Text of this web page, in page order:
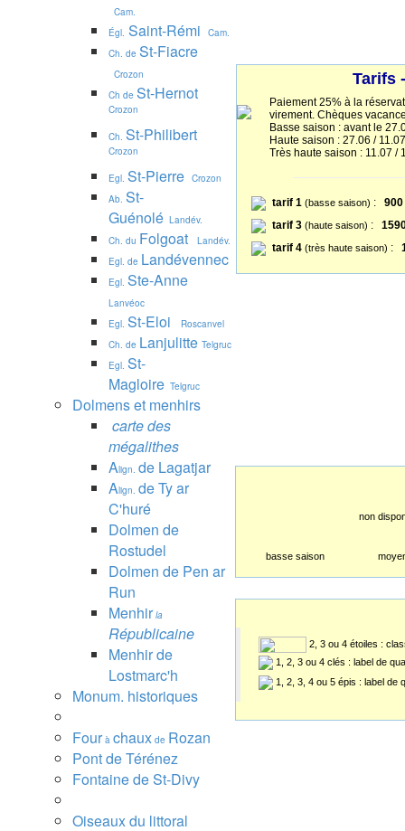
Cam.
Égl. Saint-Rémi
Cam.
Ch. de St-Fiacre
Crozon
Ch de St-Hernot
Crozon
Ch. St-Philibert
Crozon
Egl. St-Pierre Crozon
Ab. St-
Guénolé Landév.
Ch. du Folgoat
Landév.
Egl. de Landévennec
Egl. Ste-Anne
Lanvéoc
Egl. St-Eloi
Roscanvel
Ch. de Lanjulitte Telgruc
Egl. St-
Magloire Telgruc
Dolmens et menhirs
carte des
mégalithes
Align. de Lagatjar
Align. de Ty ar
C'huré
Dolmen de
Rostudel
Dolmen de Pen ar
Run
Menhir la
Républicaine
Menhir de
Lostmarc'h
Monum. historiques
Four à chaux de Rozan
Pont de Térénez
Fontaine de St-Divy
Oiseaux du littoral
Tarifs
Paiement 25% à la
virement. Chèques
Basse saison : avant le
Haute saison : 27.06 /
Très haute saison : 11.07 /
tarif 1 (basse saison) : 900
tarif 3 (haute saison) :
tarif 4 (très haute saison) :
non
basse saison
2, 3 ou 4 étoiles :
1, 2, 3 ou 4 clés : label de
1, 2, 3, 4 ou 5 épis : label de